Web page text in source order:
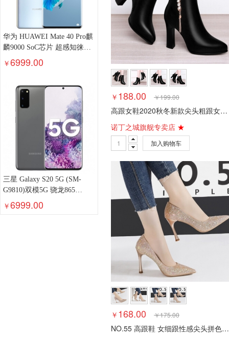
华为 HUAWEI Mate 40 Pro麒
麟9000 SoC芯片 超感知徕卡
电影影像 有线无线双超级快
￥6999.00
三星 Galaxy S20 5G (SM-
G9810)双模5G 骁龙865
120Hz超感屏 8K视频 游戏手
￥6999.00
￥ 188.00 ￥199.00
高跟女鞋2020秋冬新款尖头粗跟女靴加绒保暖棉皮鞋侧拉链短靴防水台增高大红色结婚鞋子女
诺丁之城旗舰专卖店 ★
加入购物车
￥ 168.00 ￥175.00
NO.55 高跟鞋 女细跟性感尖头拼色高跟鞋夜店OL职业工作显瘦亮片女凉鞋懒人套脚女鞋